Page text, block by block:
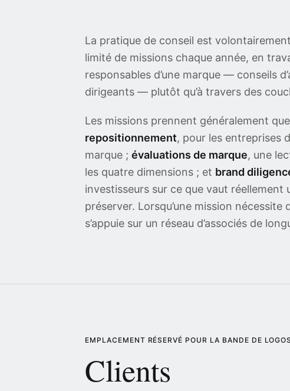
La pratique de conseil est
limité de missions chaque année, en
responsables d’une marque — conseils
dirigeants — plutôt qu’à travers des
Les missions prennent généralement
repositionnement, pour les entreprises
marque ; évaluations de marque, une
les quatre dimensions ; et brand
investisseurs sur ce que vaut réellement
préserver. Lorsqu’une mission
s’appuie sur un réseau d’associés de
EMPLACEMENT RÉSERVÉ POUR LA BANDE DE LOGOS
Clients